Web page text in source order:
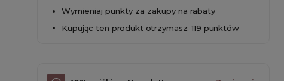
Wymieniaj punkty za zakupy na rabaty
Kupując ten produkt otrzymasz: 119 punktów